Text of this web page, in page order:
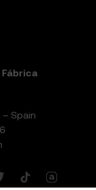
– Spain